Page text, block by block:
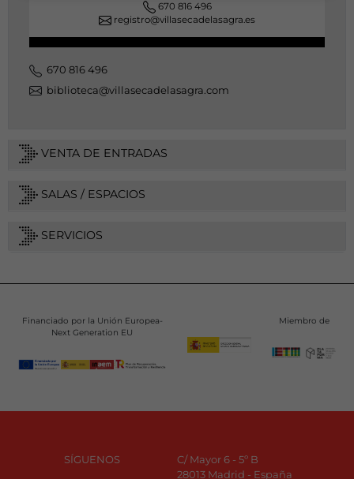
670 816 496
registro@villasecadelasagra.es
670 816 496
biblioteca@villasecadelasagra.com
VENTA DE ENTRADAS
SALAS / ESPACIOS
SERVICIOS
Financiado por la Unión Europea-
Next Generation EU
Miembro de
SÍGUENOS
C/ Mayor 6 - 5º B
28013 Madrid - España